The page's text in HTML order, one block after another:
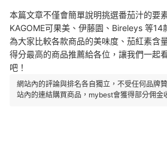
本篇文章不僅會簡單說明挑選番茄汁的要
KAGOME可果美、伊藤園、Bireleys 等14
為大家比較各款商品的美味度、茄紅素含
得分最高的商品推薦給各位，讓我們一起
吧！
網站內的評論與排名各自獨立，不受任何品牌
站內的連結購買商品，mybest會獲得部分佣金